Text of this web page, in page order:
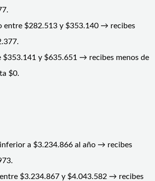
entre $282.513 y $353.140 → recibes
$353.141 y $635.651 → recibes menos de
$0.
a $3.234.866 al año → recibes
$3.234.867 y $4.043.582 → recibes